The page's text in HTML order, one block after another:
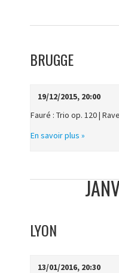
BRUGGE
19/12/2015, 20:00
Fauré : Trio op. 120 |
En savoir plus »
LYON
13/01/2016, 20:30